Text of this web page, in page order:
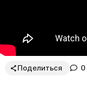
Поделиться 0